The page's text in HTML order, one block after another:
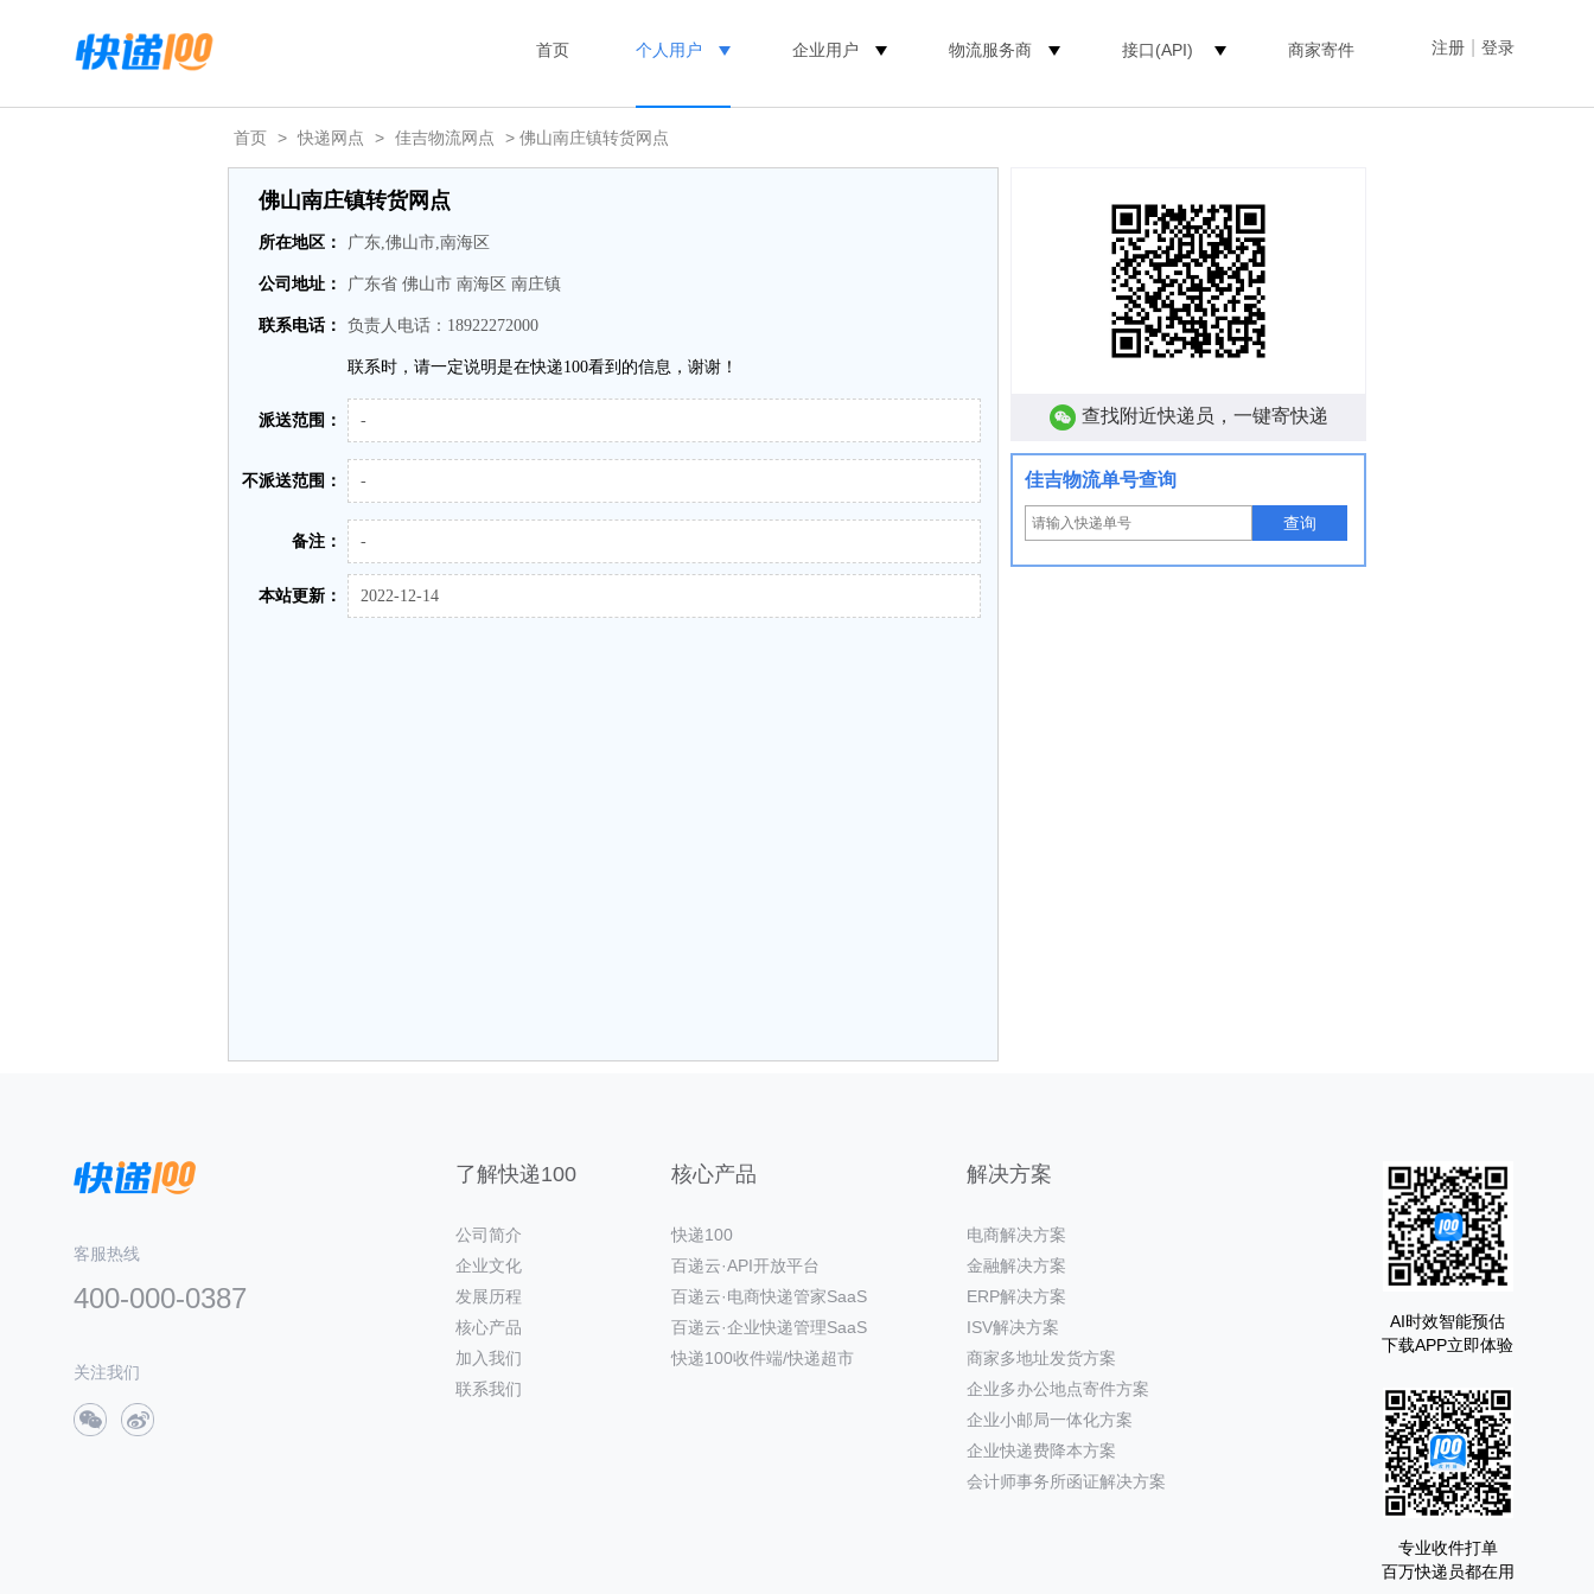
注册 登录
首页 个人用户 企业用户 物流服务商 接口(API) 商家寄件
首页 > 快递网点 > 佳吉物流网点 > 佛山南庄镇转货网点
佛山南庄镇转货网点
所在地区： 广东,佛山市,南海区
公司地址： 广东省 佛山市 南海区 南庄镇
联系电话： 负责人电话：18922272000
联系时，请一定说明是在快递100看到的信息，谢谢！
派送范围： -
不派送范围： -
备注： -
本站更新： 2022-12-14
查找附近快递员，一键寄快递
佳吉物流单号查询
查询
客服热线
400-000-0387
关注我们
了解快递100
公司简介
企业文化
发展历程
核心产品
加入我们
联系我们
核心产品
快递100
百递云·API开放平台
百递云·电商快递管家SaaS
百递云·企业快递管理SaaS
快递100收件端/快递超市
解决方案
电商解决方案
金融解决方案
ERP解决方案
ISV解决方案
商家多地址发货方案
企业多办公地点寄件方案
企业小邮局一体化方案
企业快递费降本方案
会计师事务所函证解决方案
AI时效智能预估
下载APP立即体验
专业收件打单
百万快递员都在用